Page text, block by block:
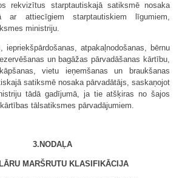
rekvizītus starptautiskajā satiksmē nosaka
ar attiecīgiem starptautiskiem līgumiem,
ministriju.
iepriekšpārdošanas, atpakaļnodošanas, bērnu
un bagāžas pārvadāšanas kārtību,
vietu ieņemšanas un braukšanas
satiksmē nosaka pārvadātājs, saskaņojot
tādā gadījumā, ja tie atšķiras no šajos
tālsatiksmes pārvadājumiem.
3.NODAĻA
MARŠRUTU KLASIFIKĀCIJA